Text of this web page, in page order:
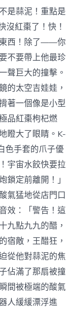
是蒜泥！重點是
沒紅棗了！快！
東西！除了——你
不要帶上他最珍
聲巨大的撞擊。
的太空吉娃娃，
著一個像是小型
品紅棗枸杞燃
瞪大了眼睛。K-
色手套的爪子優
宇宙水餃快要拉
鎖定前離開！」
氣猛地從店門口
效：「警告！這
九點九九的醋，
宿敵，王醋狂，
從他對蒜泥的焦
佔滿了那扇被撞
間被極端的酸氣
人緩緩漂浮進